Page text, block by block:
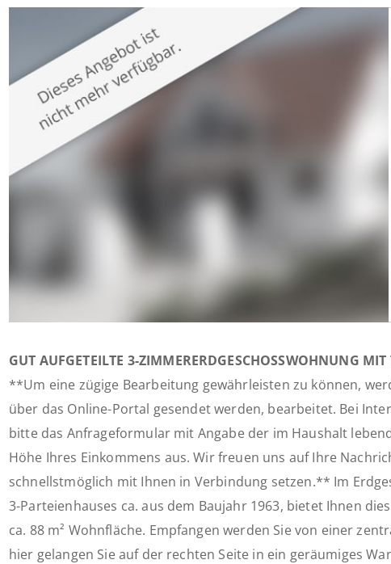
GUT AUFGETEILTE 3-ZIMMERERDGESCHOSSWOHNUNG MIT
**Um eine zügige Bearbeitung gewährleisten zu können,
über das Online-Portal gesendet werden, bearbeitet. Bei
bitte das Anfrageformular mit Angabe der im Haushalt
Höhe Ihres Einkommens aus. Wir freuen uns auf Ihre
schnellstmöglich mit Ihnen in Verbindung setzen.** Im
3-Parteienhauses ca. aus dem Baujahr 1963, bietet Ihnen
ca. 88 m² Wohnfläche. Empfangen werden Sie von einer
hier gelangen Sie auf der rechten Seite in ein geräumiges